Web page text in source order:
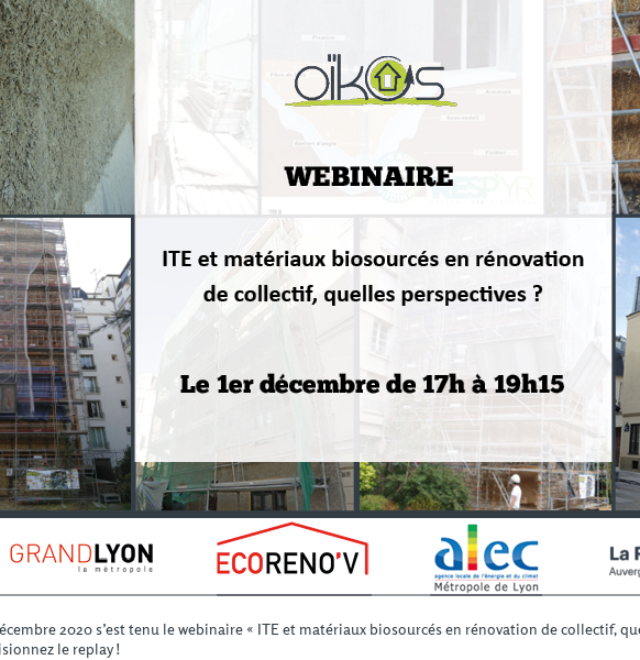
2020 s’est tenu le webinaire « ITE et matériaux biosourcés en rénovation de collectif,
le replay !